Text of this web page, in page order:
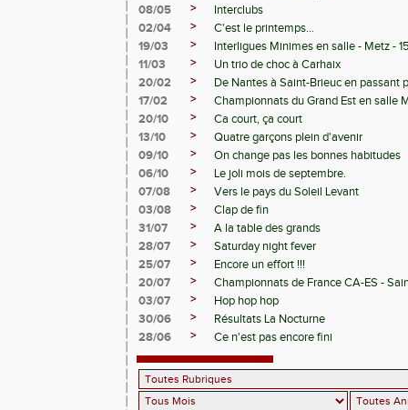
08/05
>
Interclubs
02/04
>
C'est le printemps...
19/03
>
Interligues Minimes en salle - Metz -
11/03
>
Un trio de choc à Carhaix
20/02
>
De Nantes à Saint-Brieuc en passant
17/02
>
Championnats du Grand Est en salle
20/10
>
Ca court, ça court
13/10
>
Quatre garçons plein d'avenir
09/10
>
On change pas les bonnes habitudes
06/10
>
Le joli mois de septembre.
07/08
>
Vers le pays du Soleil Levant
03/08
>
Clap de fin
31/07
>
A la table des grands
28/07
>
Saturday night fever
25/07
>
Encore un effort !!!
20/07
>
Championnats de France CA-ES -
03/07
>
Hop hop hop
30/06
>
Résultats La Nocturne
28/06
> Ce n'est pas encore fini